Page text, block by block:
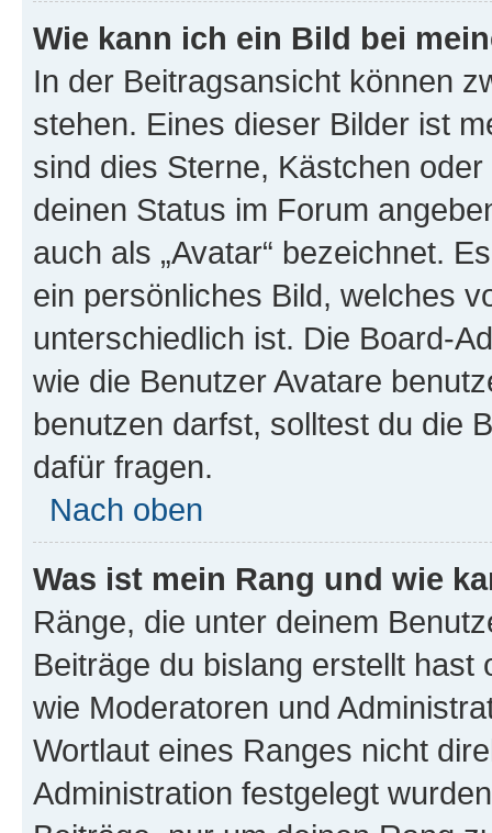
Wie kann ich ein Bild bei
In der Beitragsansicht können
stehen. Eines dieser Bilder ist
sind dies Sterne, Kästchen
deinen Status im Forum
auch als „Avatar“ bezeichnet.
ein persönliches Bild, welches
unterschiedlich ist. Die Board-
wie die Benutzer Avatare
benutzen darfst, solltest du die
dafür fragen.
Nach oben
Was ist mein Rang und wie
Ränge, die unter deinem
Beiträge du bislang erstellt
wie Moderatoren und
Wortlaut eines Ranges nicht
Administration festgelegt